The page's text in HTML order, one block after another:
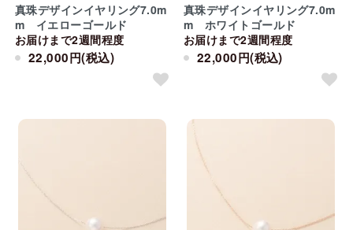
真珠デザインイヤリング7.0m
m イエローゴールド
お届けまで2週間程度
22,000円(税込)
真珠デザインイヤリング7.0m
m ホワイトゴールド
お届けまで2週間程度
22,000円(税込)